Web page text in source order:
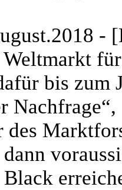
-
bis zum
des